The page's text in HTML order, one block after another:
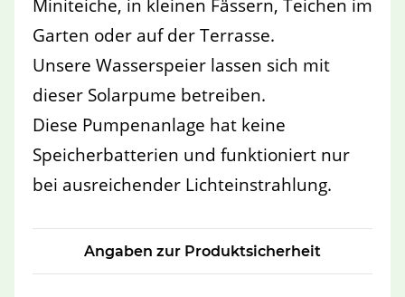
Miniteiche, in kleinen Fässern, Teichen im
Garten oder auf der Terrasse.
Unsere Wasserspeier lassen sich mit
dieser Solarpume betreiben.
Diese Pumpenanlage hat keine
Speicherbatterien und funktioniert nur
bei ausreichender Lichteinstrahlung.
Angaben zur Produktsicherheit